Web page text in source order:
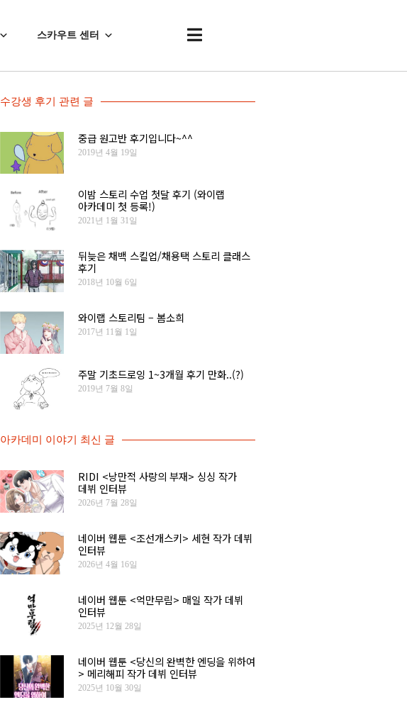
스카우트 센터
수강생 후기 관련 글
중급 원고반 후기입니다~^^
2019년 4월 19일
이밤 스토리 수업 첫달 후기 (와이랩
아카데미 첫 등록!)
2021년 1월 31일
뒤늦은 채백 스킬업/채용택 스토리 클래스
후기
2018년 10월 6일
와이랩 스토리팀 – 봄소희
2017년 11월 1일
주말 기초드로잉 1~3개월 후기 만화..(?)
2019년 7월 8일
아카데미 이야기 최신 글
RIDI <낭만적 사랑의 부재> 싱싱 작가
데뷔 인터뷰
2026년 7월 28일
네이버 웹툰 <조선개스키> 세현 작가 데뷔
인터뷰
2026년 4월 16일
네이버 웹툰 <억만무림> 매일 작가 데뷔
인터뷰
2025년 12월 28일
네이버 웹툰 <당신의 완벽한 엔딩을 위하여
> 메리해피 작가 데뷔 인터뷰
2025년 10월 30일